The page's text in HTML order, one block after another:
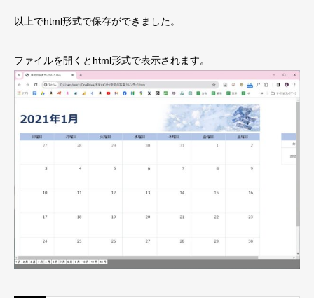
以上でhtml形式で保存ができました。
ファイルを開くとhtml形式で表示されます。